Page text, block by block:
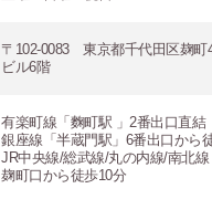
〒102-0083 東京都千代田区麹町
ビル6階
有楽町線「麴町駅 」2番出口直結
銀座線「半蔵門駅」6番出口から
JR中央線/総武線/丸の内線/南北線
麹町口から徒歩10分